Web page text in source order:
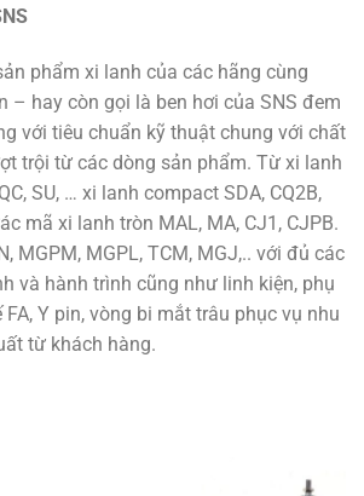
phẩm xi lanh của các hãng cùng
– hay còn gọi là ben hơi của SNS đem
với tiêu chuẩn kỹ thuật chung với chất
trội từ các dòng sản phẩm. Từ xi lanh
SU, … xi lanh compact SDA, CQ2B,
mã xi lanh tròn MAL, MA, CJ1, CJPB.
MGPM, MGPL, TCM, MGJ,.. với đủ các
và hành trình cũng như linh kiện, phụ
FA, Y pin, vòng bi mắt trâu phục vụ nhu
từ khách hàng.